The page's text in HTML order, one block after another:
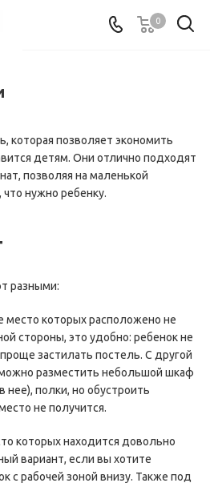
0
которая позволяет экономить
детям. Они отлично подходят
позволяя на маленькой
нужно ребенку.
разными:
место которых расположено не
стороны, это удобно: ребенок не
застилать постель. С другой
разместить небольшой шкаф
нее), полки, но обустроить
не получится.
которых находится довольно
вариант, если вы хотите
с рабочей зоной внизу. Также под